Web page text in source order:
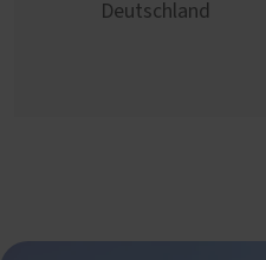
Deutschland